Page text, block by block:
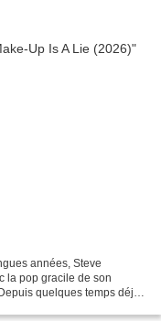
années, Steve
la pop gracile de son
quelques temps déjà,